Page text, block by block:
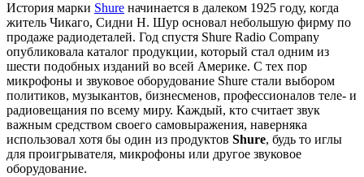
История марки Shure начинается в далеком 1925 году, когда
житель Чикаго, Сидни Н. Шур основал небольшую фирму по
продаже радиодеталей. Год спустя Shure Radio Company
опубликовала каталог продукции, который стал одним из
шести подобных изданий во всей Америке. С тех пор
микрофоны и звуковое оборудование Shure стали выбором
политиков, музыкантов, бизнесменов, профессионалов теле- и
радиовещания по всему миру. Каждый, кто считает звук
важным средством своего самовыражения, наверняка
использовал хотя бы один из продуктов Shure, будь то иглы
для проигрывателя, микрофоны или другое звуковое
оборудование.